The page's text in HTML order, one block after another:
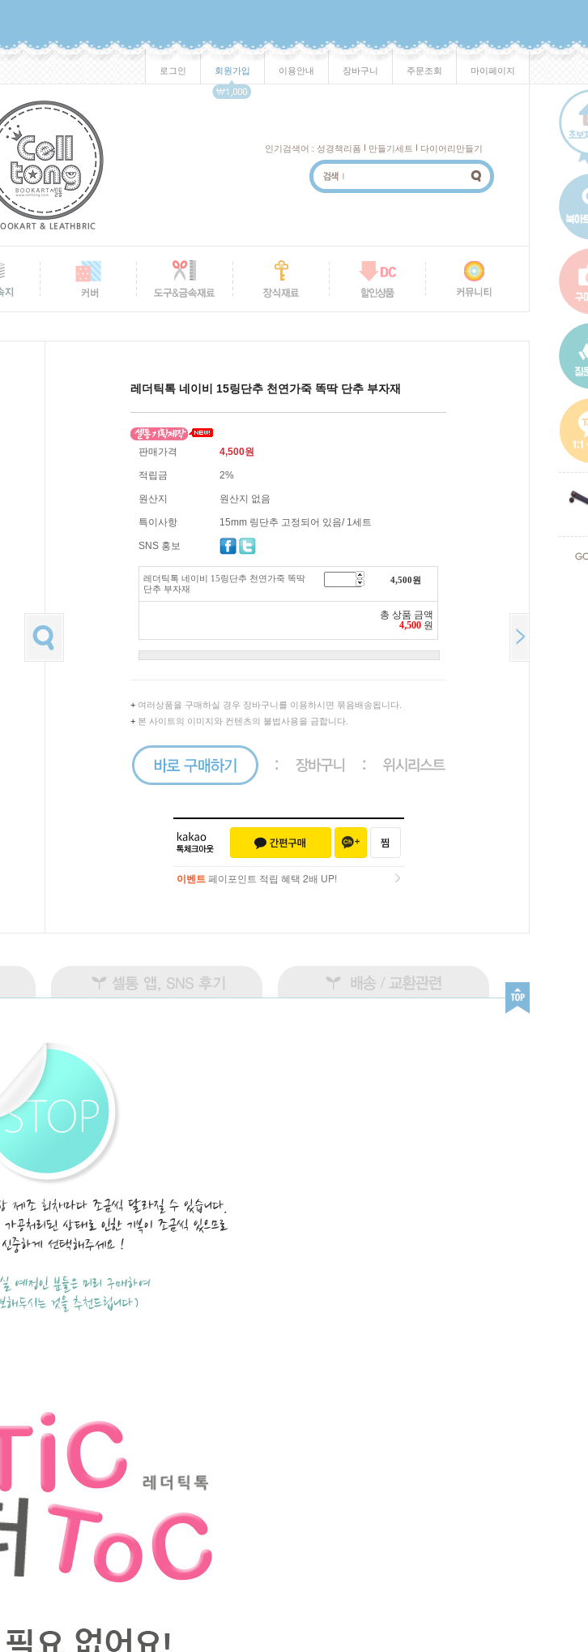
로그인 회원가입 이용안내 장바구니 주문조회 마이페이지
인기검색어 : 성경책리폼 I 만들기세트 I 다이어리만들기
레더틱톡 네이비 15링단추 천연가죽 똑딱 단추 부자재
판매가격 4,500원
적립금 2%
원산지 원산지 없음
특이사항 15mm 링단추 고정되어 있음/ 1세트
SNS 홍보
레더틱톡 네이비 15링단추 천연가죽 똑딱
단추 부자재
4,500원
총 상품 금액
4,500 원
+ 여러상품을 구매하실 경우 장바구니를 이용하시면 묶음배송됩니다.
+ 본 사이트의 이미지와 컨텐츠의 불법사용을 금합니다.
이벤트 페이포인트 적립 혜택 2배 UP!